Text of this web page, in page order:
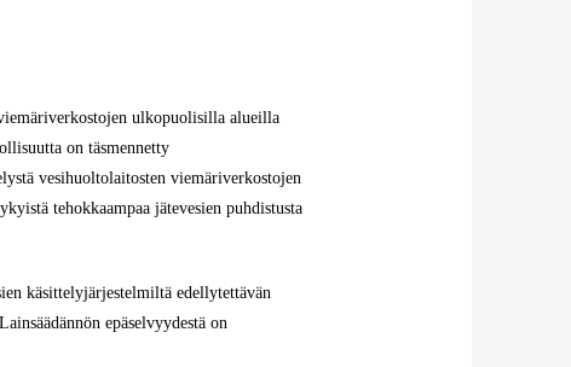
ulkopuolisilla alueilla
on täsmennetty
vesihuoltolaitosten viemäriverkostojen
tehokkaampaa jätevesien puhdistusta
käsittelyjärjestelmiltä edellytettävän
epäselvyydestä on